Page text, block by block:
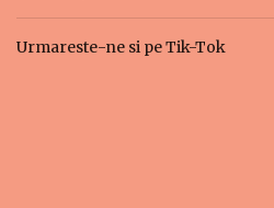
Urmareste-ne si pe Tik-Tok